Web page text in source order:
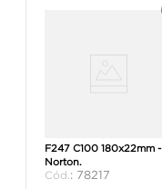
F247 C100 180x22mm -
Norton.
: 78217